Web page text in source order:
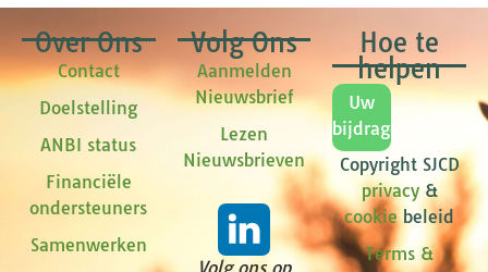
Over Ons
Contact
Doelstelling
ANBI status
Financiële
ondersteuners
Samenwerken
Volg Ons
Aanmelden
Nieuwsbrief
Lezen
Nieuwsbrieven
Hoe te
helpen
Uw
bijdrage
Copyright SJCD
privacy&
cookiebeleid
Terms &